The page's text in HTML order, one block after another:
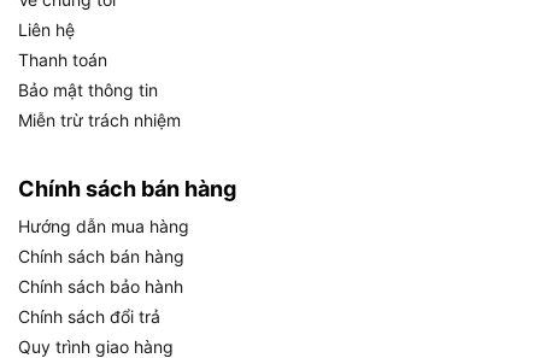
theo và sử dụng mọi lúc mọi nơi.
Chuyển đổi đơn vị linh hoạt: Mét, inch, feet chỉ
với một nút bấm.
Độ bền cao: Đạt chuẩn IP54, chống bụi và nước
Máy đo khoảng cách Bosch GLM 400 mang lại sự
tiện lợi và hiệu quả tối đa. Với những ưu điểm kể
trên, máy đo khoảng cách bằng laser này đến từ
thương hiệu Bosch là lựa chọn lý tưởng cho các
dự án đòi hỏi độ chính xác cao.
Liên hệ
Thanh toán
Bảo mật thông tin
Miễn trừ trách nhiệm
Chính sách bán hàng
Hướng dẫn mua hàng
Chính sách bán hàng
Chính sách bảo hành
Chính sách đổi trả
Quy trình giao hàng